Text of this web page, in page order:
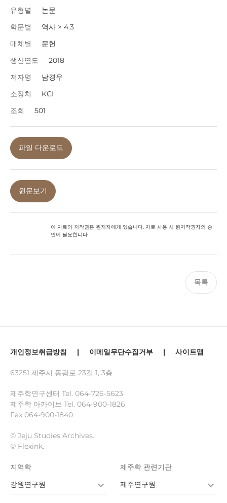
유형별
논문
학문별
역사 > 4.3
매체별
문헌
생산연도
2018
저자명
남경우
소장처
KCI
조회
501
파일 다운로드
원문보기
이 자료의 저작권은 원저자에게 있습니다. 자료 사용 시 원저작권자의 승
인이 필요합니다.
목록
개인정보취급방침 | 이메일무단수집거부 | 사이트맵
63251 제주시 동광로 23길 1, 3층
제주학연구센터 Tel. 064-726-5623
제주학 아카이브 Tel. 064-900-1826
Fax 064-900-1840
© Jeju Studies Archives.
© Flexink.
지역학
강원연구원
제주학 관련기관
제주연구원